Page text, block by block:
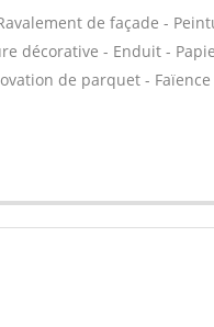
de façade -
décorative - Enduit -
de parquet -